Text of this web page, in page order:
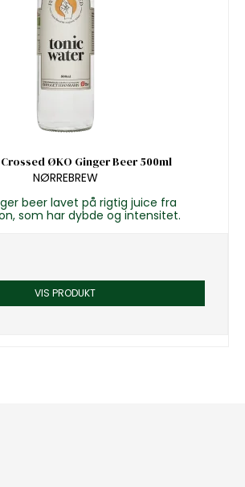
ØKO Ginger Beer 500ml
NØRREBREW
beer lavet på rigtig juice fra
som har dybde og intensitet.
VIS PRODUKT